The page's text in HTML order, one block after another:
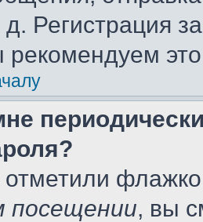
д. Регистрация
рекомендуем
посещении, вы